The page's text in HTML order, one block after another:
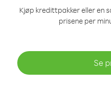
Kjøp kredittpakker eller en
prisene per
Se